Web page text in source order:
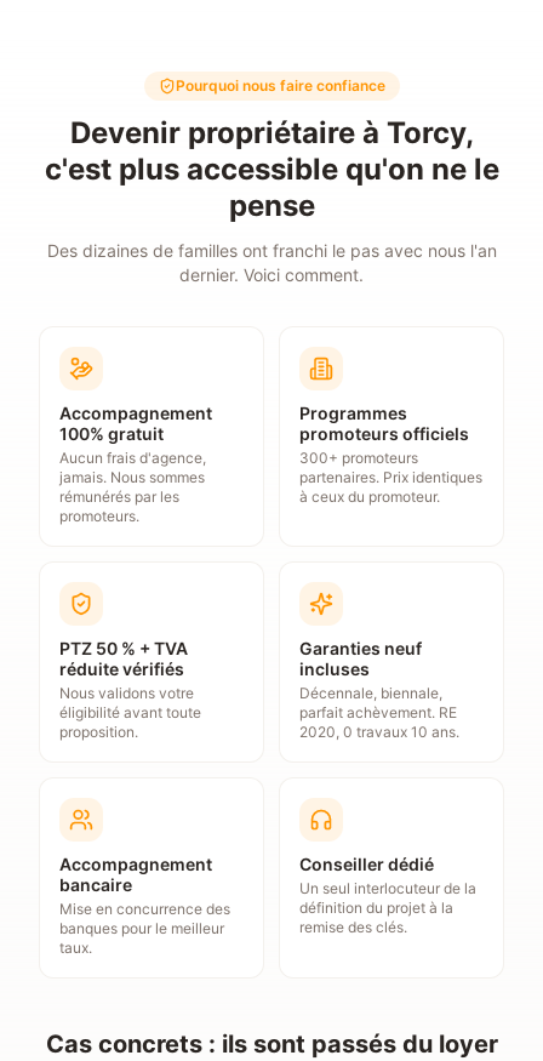
Pourquoi nous faire confiance
Devenir propriétaire à Torcy,
c'est plus accessible qu'on ne le
pense
Des dizaines de familles ont franchi le pas avec nous l'an
dernier. Voici comment.
Accompagnement
100% gratuit
Aucun frais d'agence,
jamais. Nous sommes
rémunérés par les
promoteurs.
Programmes
promoteurs officiels
300+ promoteurs
partenaires. Prix identiques
à ceux du promoteur.
PTZ 50 % + TVA
réduite vérifiés
Nous validons votre
éligibilité avant toute
proposition.
Garanties neuf
incluses
Décennale, biennale,
parfait achèvement. RE
2020, 0 travaux 10 ans.
Accompagnement
bancaire
Mise en concurrence des
banques pour le meilleur
taux.
Conseiller dédié
Un seul interlocuteur de la
définition du projet à la
remise des clés.
Cas concrets : ils sont passés du loyer